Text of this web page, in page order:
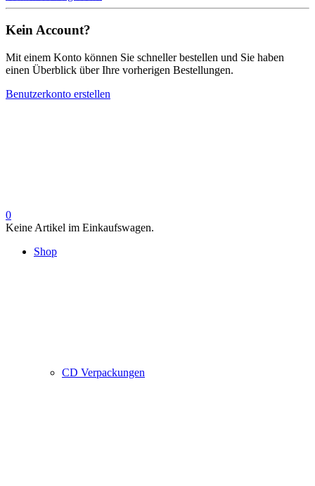
Kein Account?
Mit einem Konto können Sie schneller bestellen und Sie haben
einen Überblick über Ihre vorherigen Bestellungen.
Benutzerkonto erstellen
0
Keine Artikel im Einkaufswagen.
Shop
CD Verpackungen